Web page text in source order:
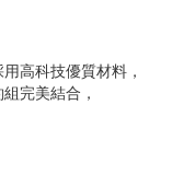
高科技優質材料，
完美結合，